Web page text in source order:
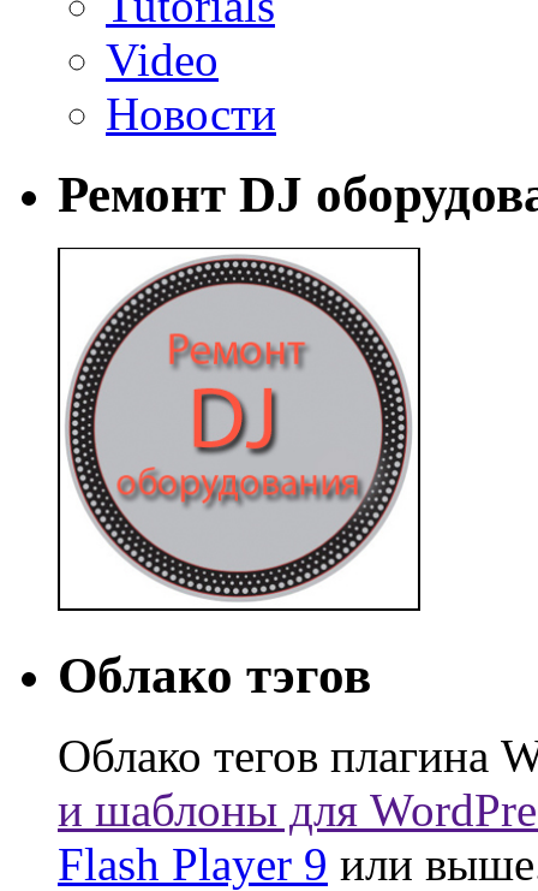
Video
Новости
Ремонт DJ
Облако тэгов
Облако тегов плагина
и шаблоны для
Flash Player 9 или